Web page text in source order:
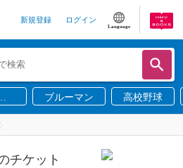
新規登録 ログイン
Language
ブルーマン 高校野球
チケット